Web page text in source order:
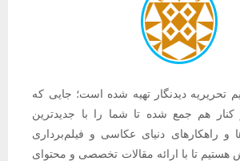
تحریریه دیدنگار تهیه شده است؛ جایی که
هم جمع شده تا شما را با جدیدترین
و راهکارهای دنیای عکاسی و فیلم‌برداری
هستیم تا با ارائه مقالات تخصصی و محتوای